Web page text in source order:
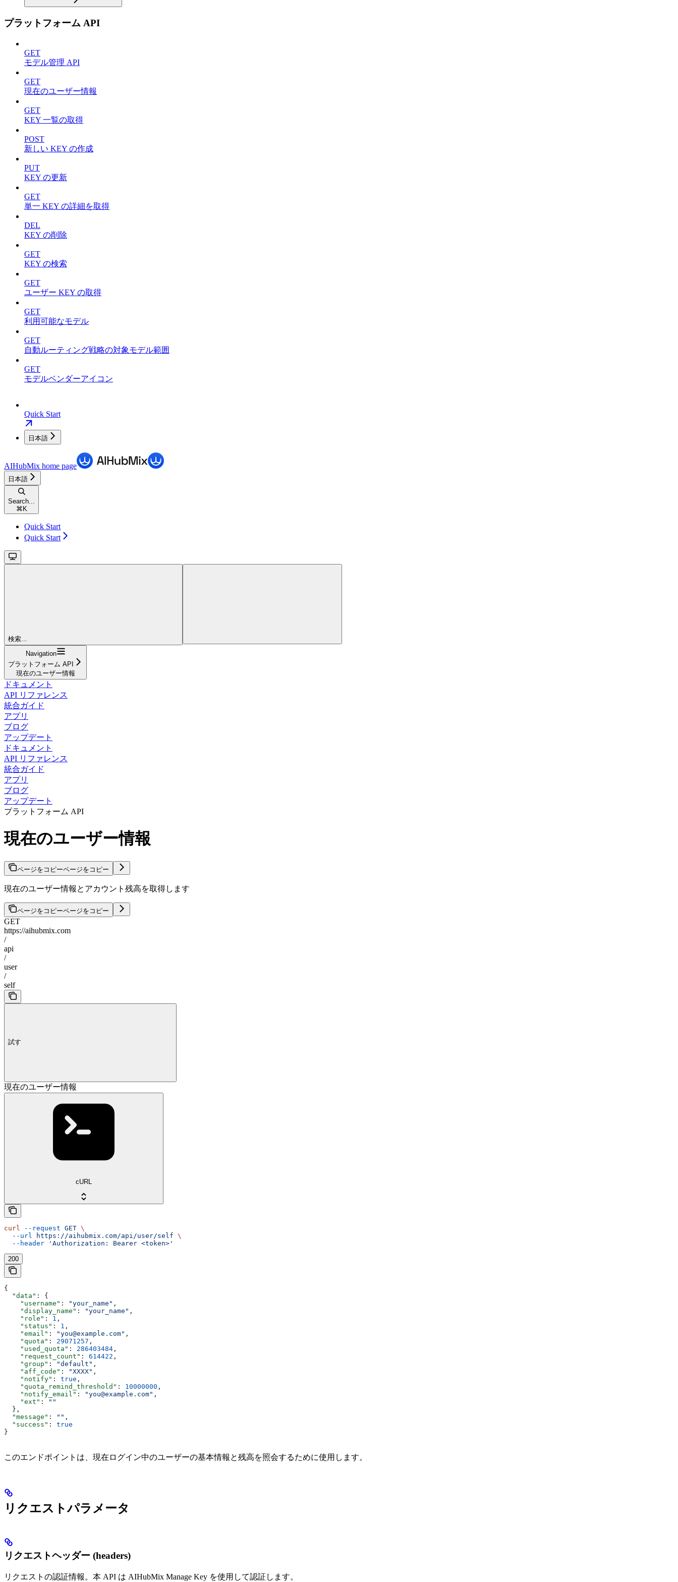
プラットフォーム API
GET
モデル管理 API
GET
現在のユーザー情報
GET
KEY 一覧の取得
POST
新しい KEY の作成
PUT
KEY の更新
GET
単一 KEY の詳細を取得
DEL
KEY の削除
GET
KEY の検索
GET
ユーザー KEY の取得
GET
利用可能なモデル
GET
自動ルーティング戦略の対象モデル範囲
GET
モデルベンダーアイコン
Quick Start
日本語
AIHubMix home page
日本語
Search...
⌘K
Quick Start
Quick Start
検索...
Navigation
プラットフォーム API
現在のユーザー情報
ドキュメント
API リファレンス
統合ガイド
アプリ
ブログ
アップデート
ドキュメント
API リファレンス
統合ガイド
アプリ
ブログ
アップデート
プラットフォーム API
現在のユーザー情報
ページをコピーページをコピー
現在のユーザー情報とアカウント残高を取得します
ページをコピーページをコピー
GET
https://aihubmix.com
/
api
/
user
/
self
試す
現在のユーザー情報
cURL
curl --request GET \
  --url
https://aihubmix.com/api/user/self \
  --header
'Authorization: Bearer <token>'
200
{
  "data"
: {
    "username"
: "your_name" ,
    "display_name"
: "your_name" ,
    "role"
: 1 ,
    "status"
: 1 ,
    "email"
: "you@example.com" ,
    "quota"
: 29071257 ,
    "used_quota"
: 286403484 ,
    "request_count"
: 614422 ,
    "group"
: "default" ,
    "aff_code"
: "XXXX" ,
    "notify"
: true ,
    "quota_remind_threshold"
: 10000000 ,
    "notify_email"
: "you@example.com" ,
    "ext"
:
""
  },
  "message"
: "" ,
  "success"
: true
}
このエンドポイントは、現在ログイン中のユーザーの基本情報と残高を照会するために使用します。
リクエストパラメータ
リクエストヘッダー (headers)
リクエストの認証情報。本 API は AIHubMix Manage Key を使用して認証します。